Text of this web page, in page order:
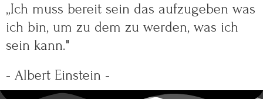
„Ich muss bereit sein das aufzugeben was
ich bin, um zu dem zu werden, was ich
sein kann."
- Albert Einstein -